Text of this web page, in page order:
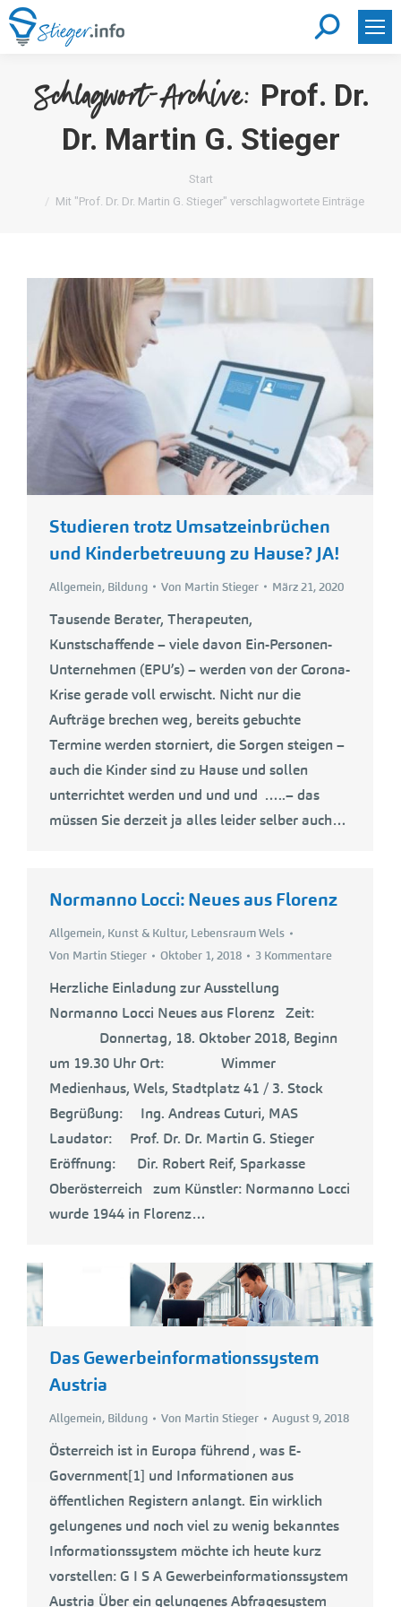
Search:
Schlagwort-Archive: Prof. Dr.
Dr. Martin G. Stieger
Start
Mit "Prof. Dr. Dr. Martin G. Stieger" verschlagwortete Einträge
Studieren trotz Umsatzeinbrüchen
und Kinderbetreuung zu Hause? JA!
Allgemein, Bildung Von Martin Stieger März 21, 2020
Tausende Berater, Therapeuten,
Kunstschaffende – viele davon Ein-Personen-
Unternehmen (EPU’s) – werden von der Corona-
Krise gerade voll erwischt. Nicht nur die
Aufträge brechen weg, bereits gebuchte
Termine werden storniert, die Sorgen steigen –
auch die Kinder sind zu Hause und sollen
unterrichtet werden und und und …..– das
müssen Sie derzeit ja alles leider selber auch…
Normanno Locci: Neues aus Florenz
Allgemein, Kunst & Kultur, Lebensraum Wels
Von Martin Stieger Oktober 1, 2018 3 Kommentare
Herzliche Einladung zur Ausstellung
Normanno Locci Neues aus Florenz Zeit:
Donnertag, 18. Oktober 2018, Beginn
um 19.30 Uhr Ort: Wimmer
Medienhaus, Wels, Stadtplatz 41 / 3. Stock
Begrüßung: Ing. Andreas Cuturi, MAS
Laudator: Prof. Dr. Dr. Martin G. Stieger
Eröffnung: Dir. Robert Reif, Sparkasse
Oberösterreich zum Künstler: Normanno Locci
wurde 1944 in Florenz…
Das Gewerbeinformationssystem
Austria
Allgemein, Bildung Von Martin Stieger August 9, 2018
Österreich ist in Europa führend , was E-
Government[1] und Informationen aus
öffentlichen Registern anlangt. Ein wirklich
gelungenes und noch viel zu wenig bekanntes
Informationssystem möchte ich heute kurz
vorstellen: G I S A Gewerbeinformationssystem
Austria Über ein gelungenes Abfragesystem